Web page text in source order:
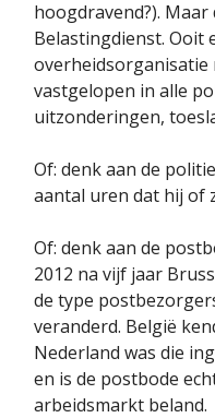
hoogdravend?). Maar
Belastingdienst. Ooit
overheidsorganisatie
vastgelopen in alle
uitzonderingen,
Of: denk aan de
aantal uren dat hij of
Of: denk aan de
2012 na vijf jaar
de type
veranderd. België
Nederland was die
en is de postbode
arbeidsmarkt beland.